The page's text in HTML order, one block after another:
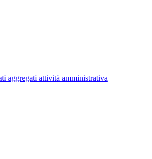
aggregati attività amministrativa